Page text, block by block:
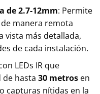
de 2.7-12mm: Permite
manera remota
vista más detallada,
de cada instalación.
LEDs IR que
hasta 30 metrosen
capturas nítidas en la